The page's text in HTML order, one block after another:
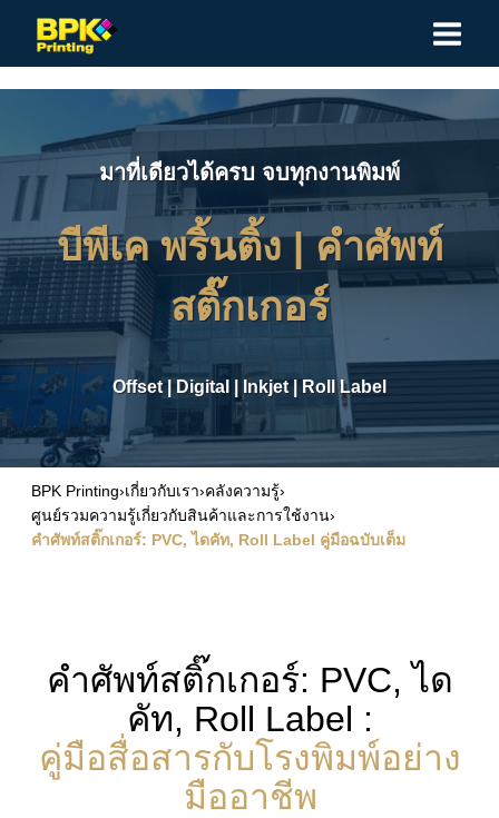
มาที่เดียวได้ครบ จบทุกงานพิมพ์
บีพีเค พริ้นติ้ง |คำศัพท์
สติ๊กเกอร์
Offset| Digital Inkjet| Roll Label
BPK Printing›เกี่ยวกับเรา›คลังความรู้›
ศูนย์รวมความรู้เกี่ยวกับสินค้าและการใช้งาน›
คำศัพท์สติ๊กเกอร์: PVC, ไดคัท, Roll Label คู่มือฉบับเต็ม
คำศัพท์สติ๊กเกอร์: PVC, ได
คัท, Roll Label :
คู่มือสื่อสารกับโรงพิมพ์อย่าง
มืออาชีพ